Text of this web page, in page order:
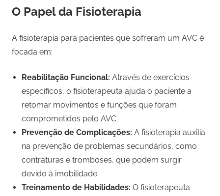
O Papel da Fisioterapia
A fisioterapia para pacientes que sofreram um AVC é
focada em:
Reabilitação Funcional: Através de exercícios
específicos, o fisioterapeuta ajuda o paciente a
retomar movimentos e funções que foram
comprometidos pelo AVC.
Prevenção de Complicações: A fisioterapia auxilia
na prevenção de problemas secundários, como
contraturas e tromboses, que podem surgir
devido à imobilidade.
Treinamento de Habilidades: O fisioterapeuta